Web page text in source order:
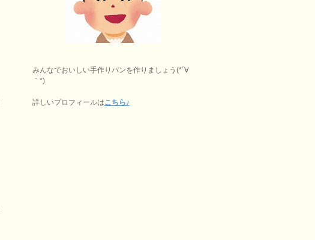
みんなでおいしい手作りパンを作りましょう(*´∀
｀*)
詳しいプロフィールはこちら♪